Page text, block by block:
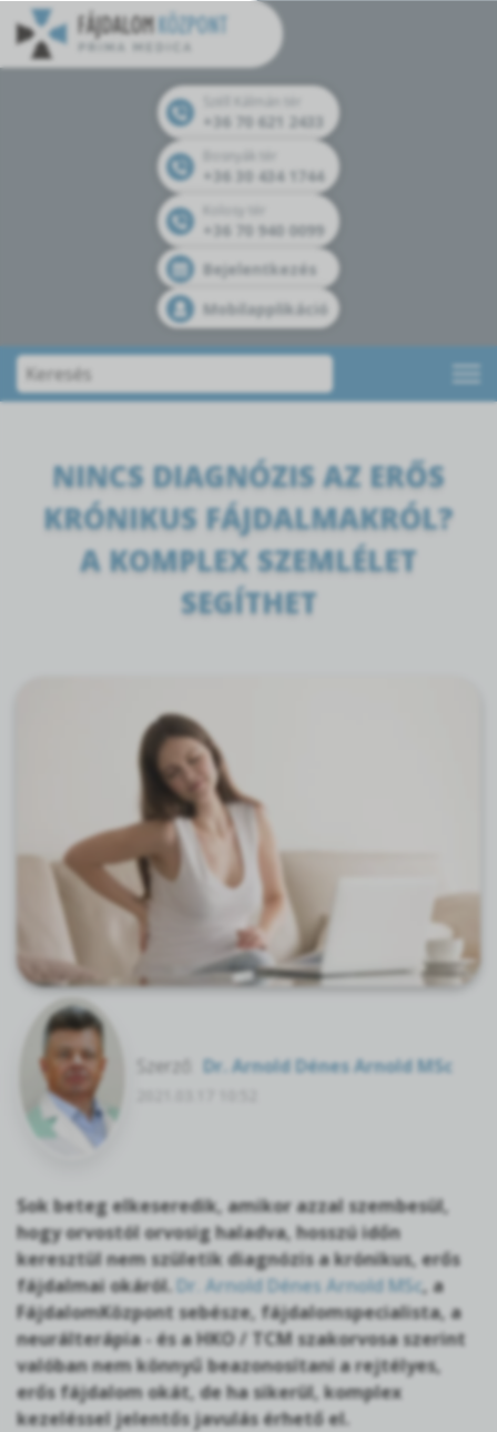
+36 70 621 2433
+36 30 434 1744
+36 70 940 0099
Bejelentkezés
Mobilapplikáció
NINCS DIAGNÓZIS AZ ERŐS
KRÓNIKUS FÁJDALMAKRÓL?
A KOMPLEX SZEMLÉLET
SEGÍTHET
Szerző: Dr. Arnold Dénes Arnold MSc
Sok beteg elkeseredik, amikor azzal szembesül,
hogy orvostól orvosig haladva, hosszú időn
keresztül nem születik diagnózis a krónikus, erős
fájdalmai okáról.
Dr. Arnold Dénes Arnold MSc, a
FájdalomKözpont sebésze, fájdalomspecialista, a
neurálterápia - és a HKO / TCM szakorvosa szerint
valóban nem könnyű beazonosítani a rejtélyes,
erős fájdalom okát, de ha sikerül, komplex
kezeléssel jelentős javulás érhető el.